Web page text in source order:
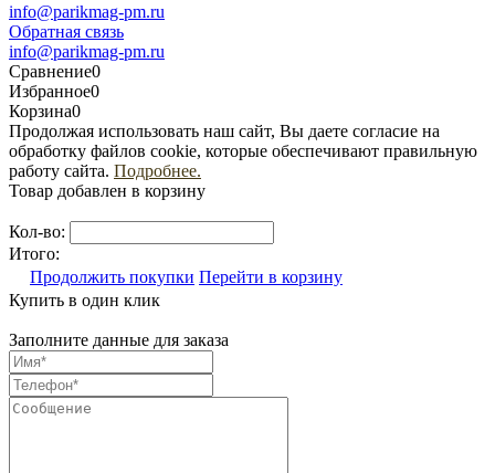
info@parikmag-pm.ru
Обратная связь
info@parikmag-pm.ru
Сравнение0
Избранное0
Корзина0
Продолжая использовать наш сайт, Вы даете согласие на
обработку файлов cookie, которые обеспечивают правильную
работу сайта. Подробнее.
Товар добавлен в корзину
Кол-во:
Итого:
Продолжить покупки Перейти в корзину
Купить в один клик
Заполните данные для заказа